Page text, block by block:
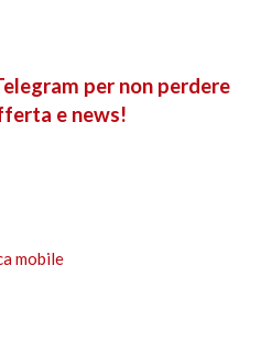
per non perdere
e news!